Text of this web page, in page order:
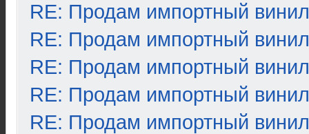
RE: Продам импортный винил
RE: Продам импортный винил
RE: Продам импортный винил
RE: Продам импортный винил
RE: Продам импортный винил